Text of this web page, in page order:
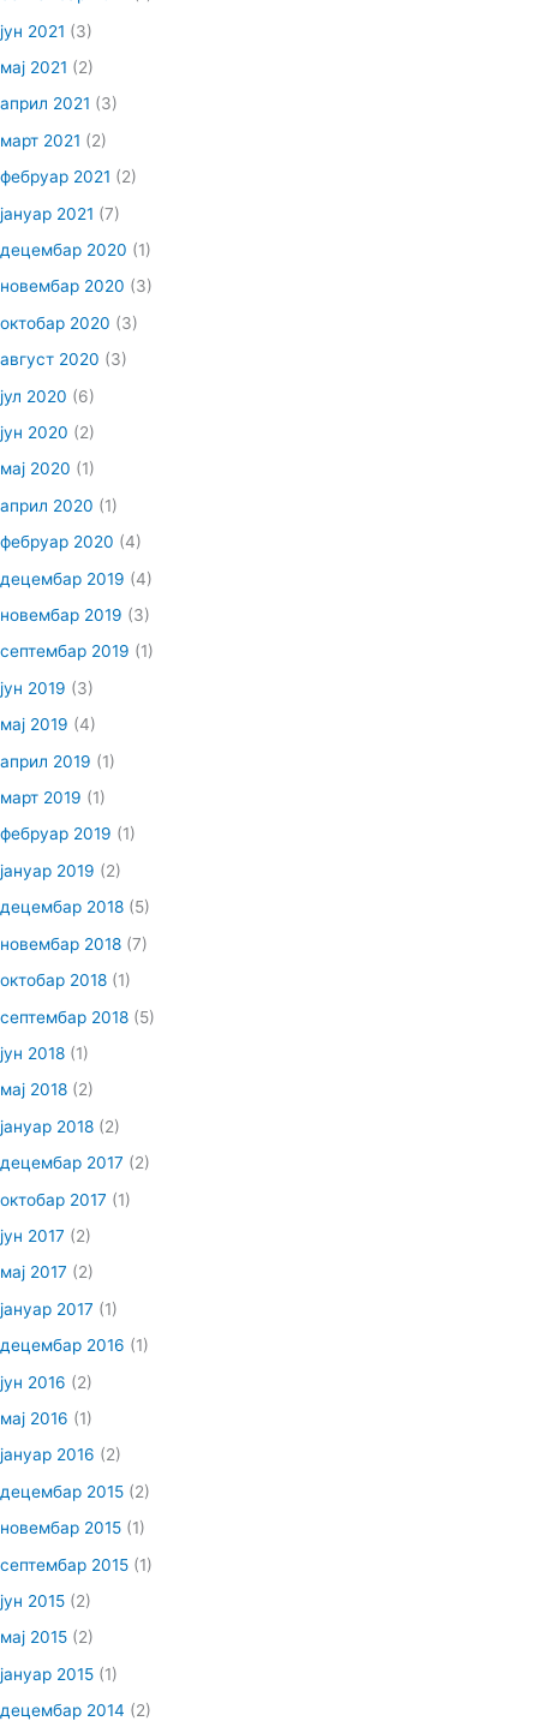
јун 2021 (3)
мај 2021 (2)
април 2021 (3)
март 2021 (2)
фебруар 2021 (2)
јануар 2021 (7)
децембар 2020 (1)
новембар 2020 (3)
октобар 2020 (3)
август 2020 (3)
јул 2020 (6)
јун 2020 (2)
мај 2020 (1)
април 2020 (1)
фебруар 2020 (4)
децембар 2019 (4)
новембар 2019 (3)
септембар 2019 (1)
јун 2019 (3)
мај 2019 (4)
април 2019 (1)
март 2019 (1)
фебруар 2019 (1)
јануар 2019 (2)
децембар 2018 (5)
новембар 2018 (7)
октобар 2018 (1)
септембар 2018 (5)
јун 2018 (1)
мај 2018 (2)
јануар 2018 (2)
децембар 2017 (2)
октобар 2017 (1)
јун 2017 (2)
мај 2017 (2)
јануар 2017 (1)
децембар 2016 (1)
јун 2016 (2)
мај 2016 (1)
јануар 2016 (2)
децембар 2015 (2)
новембар 2015 (1)
септембар 2015 (1)
јун 2015 (2)
мај 2015 (2)
јануар 2015 (1)
децембар 2014 (2)